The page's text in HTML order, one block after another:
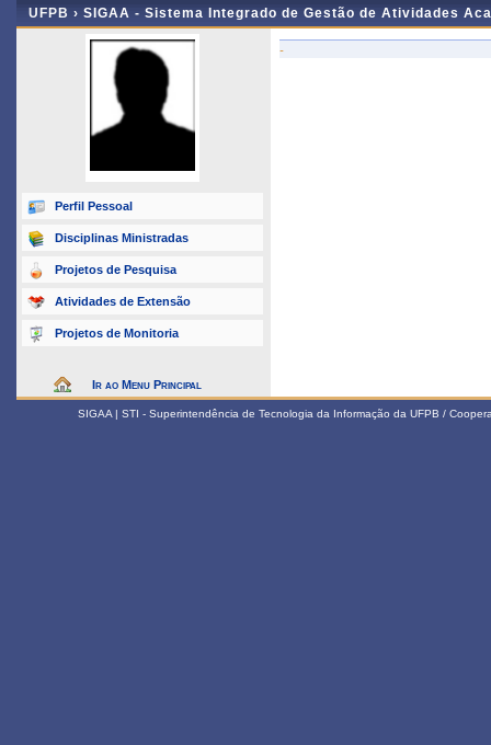
UFPB › SIGAA - Sistema Integrado de Gestão de Atividades
Perfil Pessoal
Disciplinas Ministradas
Projetos de Pesquisa
Atividades de Extensão
Projetos de Monitoria
Ir ao Menu Principal
-
SIGAA | STI - Superintendência de Tecnologia da Informação da UFPB /